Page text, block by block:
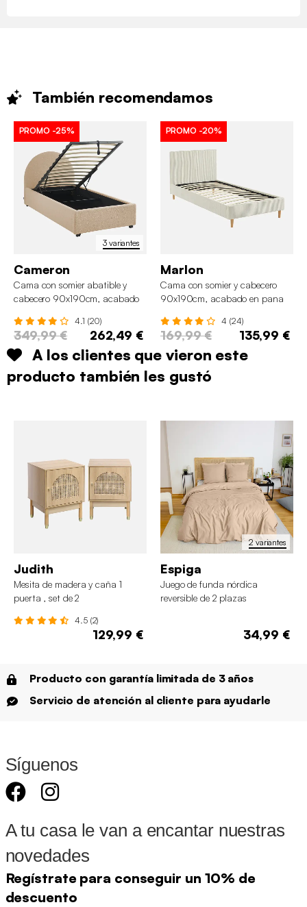
También recomendamos
3 variantes
PROMO -25%
Cameron
Cama con somier abatible y
cabecero 90x190cm, acabado
4.1 (20)
349,99 € 262,49 €
PROMO -20%
Marlon
Cama con somier y cabecero
90x190cm, acabado en pana
4 (24)
169,99 € 135,99 €
A los clientes que vieron este
producto también les gustó
Judith
Mesita de madera y caña 1
puerta , set de 2
4.5 (2)
129,99 €
2 variantes
Espiga
Juego de funda nórdica
reversible de 2 plazas
34,99 €
Producto con garantía limitada de 3 años
Servicio de atención al cliente para ayudarle
Síguenos
A tu casa le van a encantar nuestras
novedades
Regístrate para conseguir un 10% de
descuento